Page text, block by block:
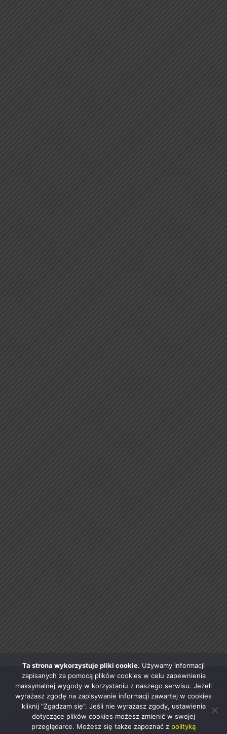
Ta strona wykorzystuje pliki cookie. Używamy informacji
zapisanych za pomocą plików cookies w celu zapewnienia
maksymalnej wygody w korzystaniu z naszego serwisu. Jeżeli
wyrażasz zgodę na zapisywanie informacji zawartej w cookies
kliknij "Zgadzam się". Jeśli nie wyrażasz zgody, ustawienia
dotyczące plików cookies możesz zmienić w swojej
przeglądarce. Możesz się także zapoznać z polityką